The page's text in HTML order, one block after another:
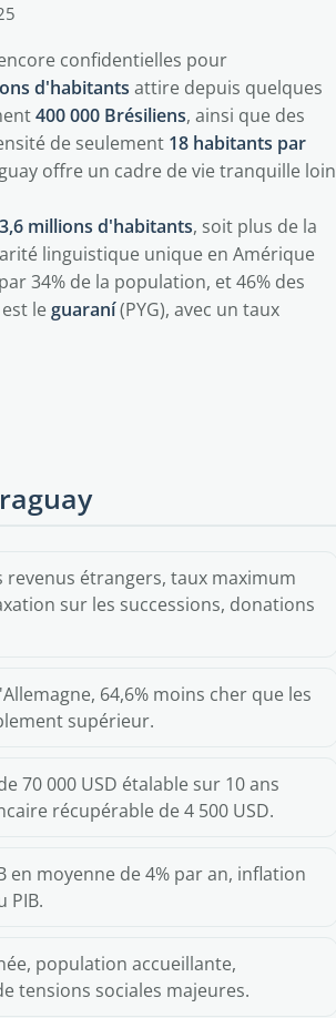
confidentielles pour
d'habitants attire depuis quelques
400 000 Brésiliens, ainsi que des
de seulement 18 habitants par
offre un cadre de vie tranquille loin
3,6 millions d'habitants, soit plus de la
linguistique unique en Amérique
34% de la population, et 46% des
leguaraní(PYG), avec un taux
revenus étrangers, taux maximum
sur les successions, donations
64,6% moins cher que les
supérieur.
70 000 USD étalable sur 10 ans
récupérable de 4 500 USD.
en moyenne de 4% par an, inflation
PIB.
population accueillante,
tensions sociales majeures.